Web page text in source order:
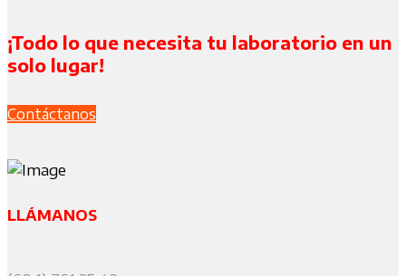
¡Todo lo que necesita tu laboratorio en un
solo lugar!
Contáctanos
LLÁMANOS